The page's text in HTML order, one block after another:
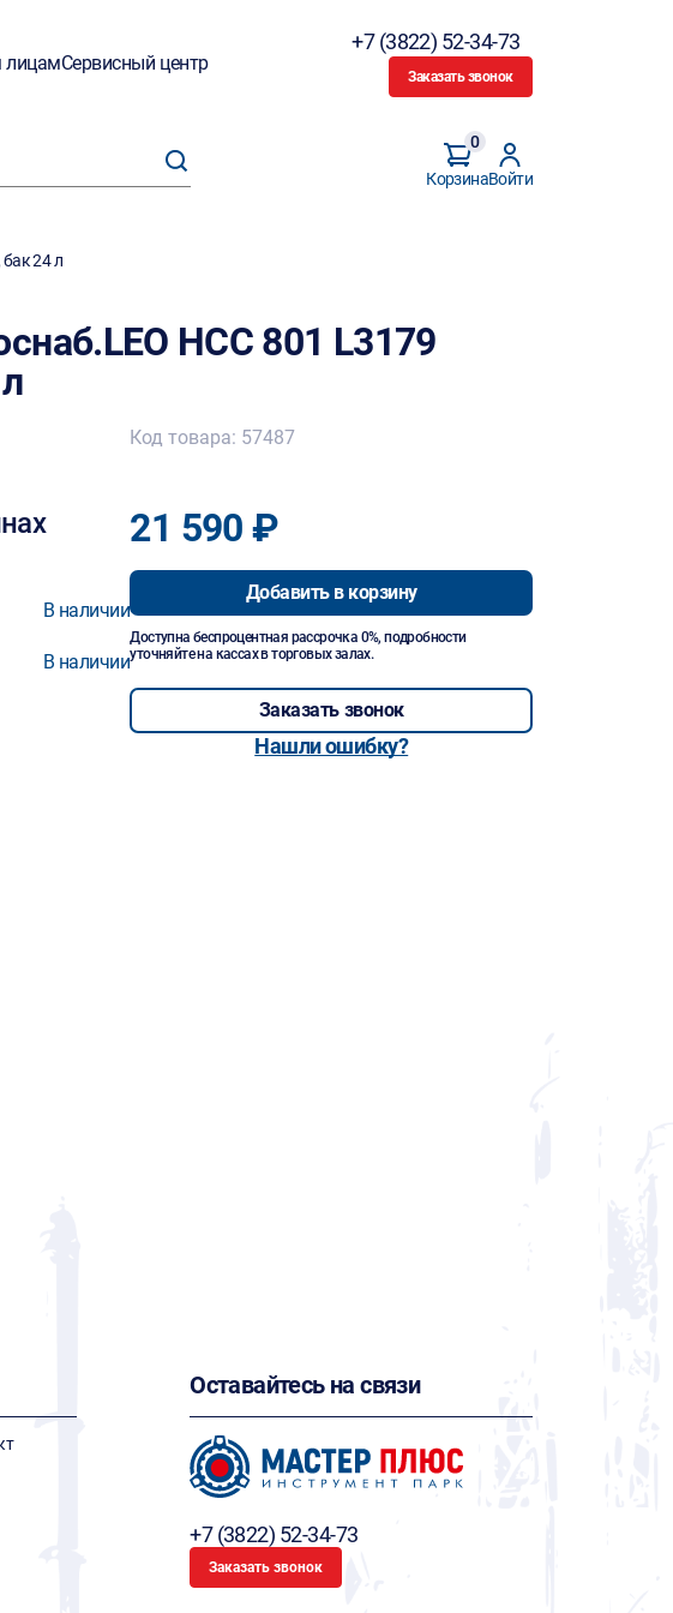
лицамСервисный центр
+7 (3822) 52-34-73
Заказать звонок
Корзина
0
Войти
24 л
НСС 801 L3179
В наличии
В наличии
Код товара: 57487
21 590 ₽
Добавить в корзину
Доступна беспроцентная рассрочка 0%, подробности
уточняйте на кассах в торговых залах.
Заказать звонок
Нашли ошибку?
Оставайтесь на связи
+7 (3822) 52-34-73
Заказать звонок